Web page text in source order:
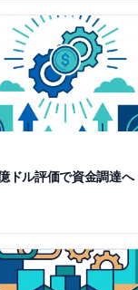
ル評価で資金調達へ